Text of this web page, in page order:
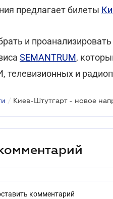
предлагает билеты
и
SEMANTRUM,
телевизионных и
/ Киев-Штутгарт - новое
комментарий